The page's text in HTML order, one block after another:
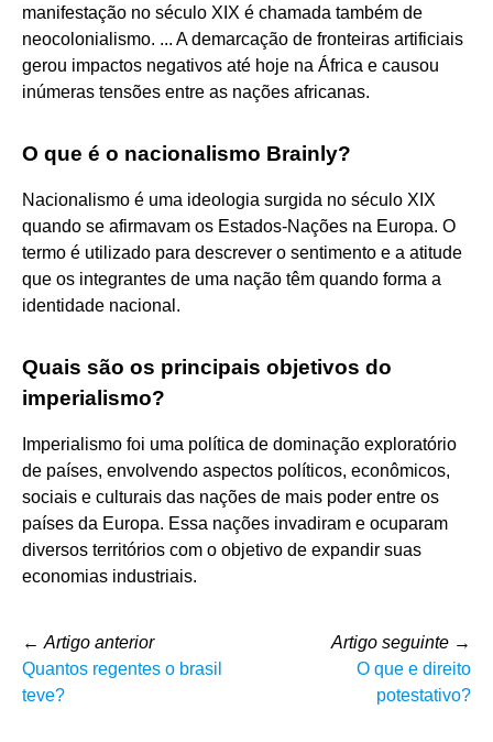
manifestação no século XIX é chamada também de
neocolonialismo. ... A demarcação de fronteiras artificiais
gerou impactos negativos até hoje na África e causou
inúmeras tensões entre as nações africanas.
O que é o nacionalismo Brainly?
Nacionalismo é uma ideologia surgida no século XIX
quando se afirmavam os Estados-Nações na Europa. O
termo é utilizado para descrever o sentimento e a atitude
que os integrantes de uma nação têm quando forma a
identidade nacional.
Quais são os principais objetivos do
imperialismo?
Imperialismo foi uma política de dominação exploratório
de países, envolvendo aspectos políticos, econômicos,
sociais e culturais das nações de mais poder entre os
países da Europa. Essa nações invadiram e ocuparam
diversos territórios com o objetivo de expandir suas
economias industriais.
← Artigo anterior
Quantos regentes o brasil
teve?
Artigo seguinte →
O que e direito
potestativo?